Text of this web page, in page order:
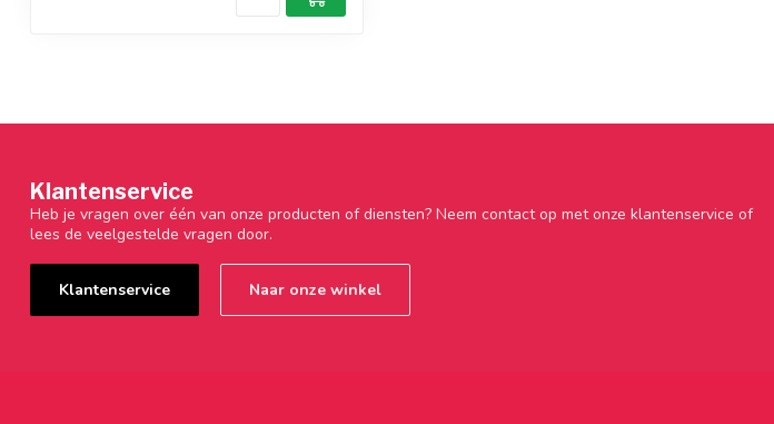
Klantenservice
Heb je vragen over één van onze producten of diensten? Neem contact op met onze klantenservice of
lees de veelgestelde vragen door.
Klantenservice Naar onze winkel